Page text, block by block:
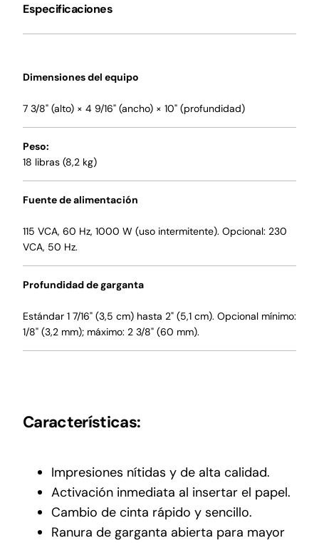
Especificaciones
Dimensiones del equipo
7 3/8" (alto) × 4 9/16" (ancho) × 10" (profundidad)
Peso:
18 libras (8,2 kg)
Fuente de alimentación
115 VCA, 60 Hz, 1000 W (uso intermitente). Opcional: 230
VCA, 50 Hz.
Profundidad de garganta
Estándar 1 7/16" (3,5 cm) hasta 2" (5,1 cm). Opcional mínimo:
1/8" (3,2 mm); máximo: 2 3/8" (60 mm).
Características:
Impresiones nítidas y de alta calidad.
Activación inmediata al insertar el papel.
Cambio de cinta rápido y sencillo.
Ranura de garganta abierta para mayor